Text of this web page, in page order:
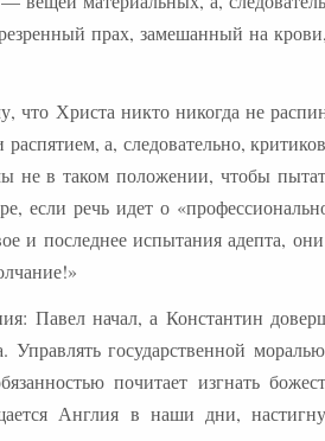
прах, замешанный на
что Христа никто никогда не
а, следовательно,
не в таком положении, чтобы
если речь идет о
и последнее испытания адепта,
Павел начал, а Константин
Управлять государственной
почитает изгнать
Англия в наши дни,